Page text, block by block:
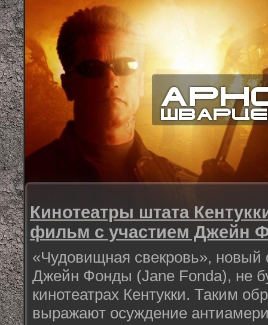
Кинотеатры штата
фильм с участием Джейн
«Чудовищная свекровь»,
Джейн Фонды (Jane Fonda), не
кинотеатрах Кентукки. Таким
выражают осуждение